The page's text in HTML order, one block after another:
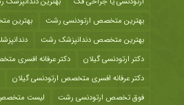
بهترین متخصص ارتودنسی رشت
بهترین
بهترین متخصص دندانپزشک رشت
دکتر ارتودنسی گیلان
دکتر عرفانه افسری
دکتر عرفانه افسری متخصص ارتودنسی گیلان
فوق تخصص ارتودنسی رشت
لیست